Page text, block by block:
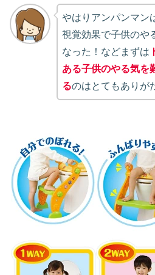
やはりアンパンマン
視覚効果で子供のや
なった！などまずは
ある子供のやる気を
るのはとてもありが